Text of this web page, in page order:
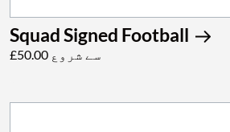
Squad Signed Football
£50.00 سے شروع